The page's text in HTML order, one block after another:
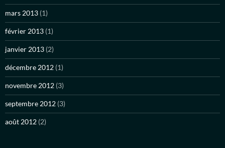
mars 2013 (1)
février 2013 (1)
janvier 2013 (2)
décembre 2012 (1)
novembre 2012 (3)
septembre 2012 (3)
août 2012 (2)